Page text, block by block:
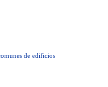
de edificios